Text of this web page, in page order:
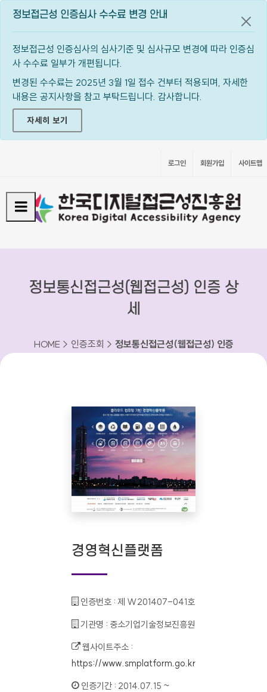
정보접근성 인증심사 수수료 변경 안내
정보접근성 인증심사의 심사기준 및 심사규모 변경에 따라 인증심
사 수수료 일부가 개편됩니다.
변경된 수수료는 2025년 3월 1일 접수 건부터 적용되며, 자세한
내용은 공지사항을 참고 부탁드립니다. 감사합니다.
자세히 보기
공지
로그인 회원가입 사이트맵
정보통신접근성(웹접근성) 인증 상
세
HOME > 인증조회 > 정보통신접근성(웹접근성) 인증
경영혁신플랫폼
인증번호 : 제 W201407-041호
기관명 : 중소기업기술정보진흥원
웹사이트주소 :
https://www.smplatform.go.kr
인증기간 : 2014.07.15 ~